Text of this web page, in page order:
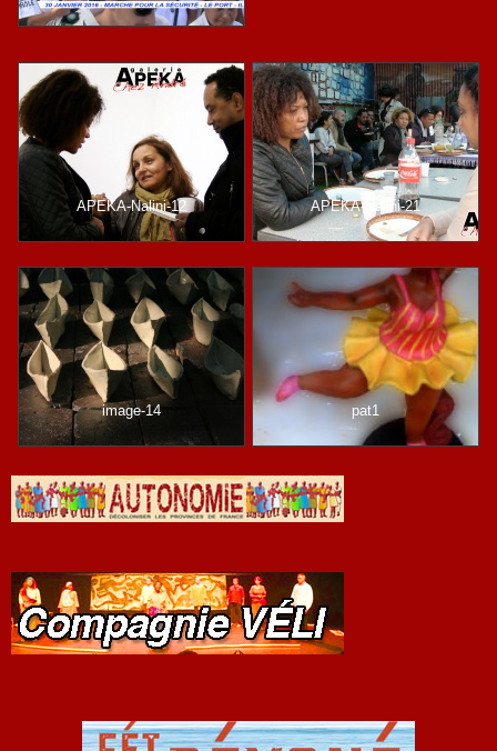
APEKA-Nalini-12 APEKA-Nalini-21
image-14 pat1